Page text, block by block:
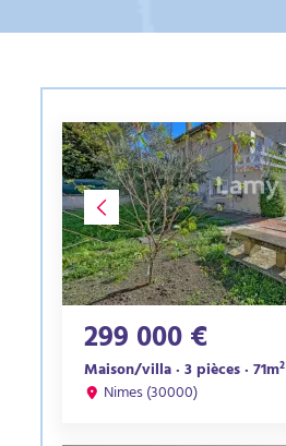
299 000 €
Maison/villa · 3 pièces · 71m²
Nimes (30000)